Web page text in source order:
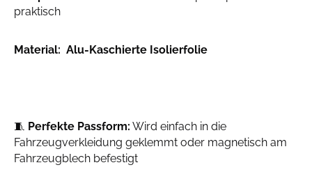
praktisch
Material: Alu-Kaschierte Isolierfolie
🧵 Perfekte Passform: Wird einfach in die
Fahrzeugverkleidung geklemmt oder magnetisch am
Fahrzeugblech befestigt